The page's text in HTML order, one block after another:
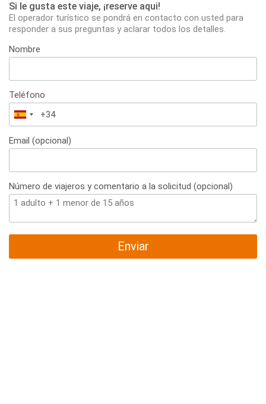
Si le gusta este viaje, ¡reserve aqui!
El operador turístico se pondrá en contacto con usted para
responder a sus preguntas y aclarar todos los detalles.
Nombre
Teléfono
España
+34
Email (opcional)
Número de viajeros y comentario a la solicitud (opcional)
Enviar